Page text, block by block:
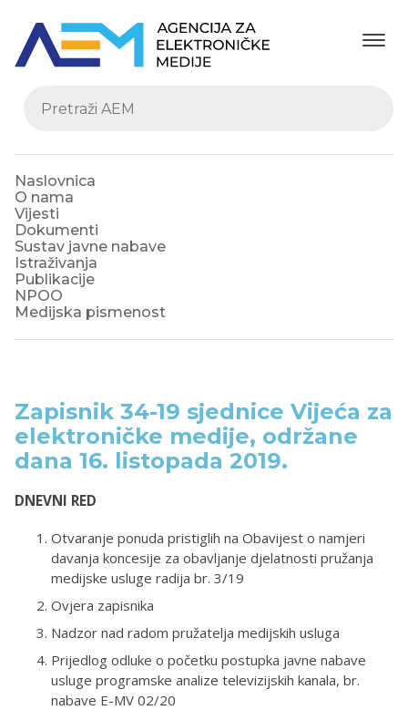
Naslovnica
O nama
Vijesti
Dokumenti
Sustav javne nabave
Istraživanja
Publikacije
NPOO
Medijska pismenost
Zapisnik 34-19 sjednice Vijeća za
elektroničke medije, održane
dana 16. listopada 2019.
DNEVNI RED
Otvaranje ponuda pristiglih na Obavijest o namjeri
davanja koncesije za obavljanje djelatnosti pružanja
medijske usluge radija br. 3/19
Ovjera zapisnika
Nadzor nad radom pružatelja medijskih usluga
Prijedlog odluke o početku postupka javne nabave
usluge programske analize televizijskih kanala, br.
nabave E-MV 02/20